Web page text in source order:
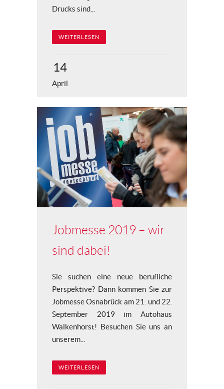
Drucks sind...
WEITERLESEN
14
April
Jobmesse 2019 – wir
sind dabei!
Sie suchen eine neue berufliche
Perspektive? Dann kommen Sie zur
Jobmesse Osnabrück am 21. und 22.
September 2019 im Autohaus
Walkenhorst! Besuchen Sie uns an
unserem...
WEITERLESEN